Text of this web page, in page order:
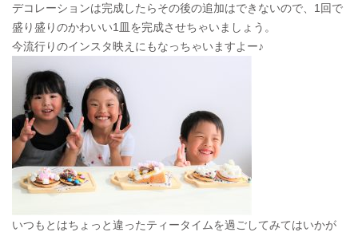
デコレーションは完成したらその後の追加はできないので、1回で
盛り盛りのかわいい1皿を完成させちゃいましょう。
今流行りのインスタ映えにもなっちゃいますよー♪
いつもとはちょっと違ったティータイムを過ごしてみてはいかが